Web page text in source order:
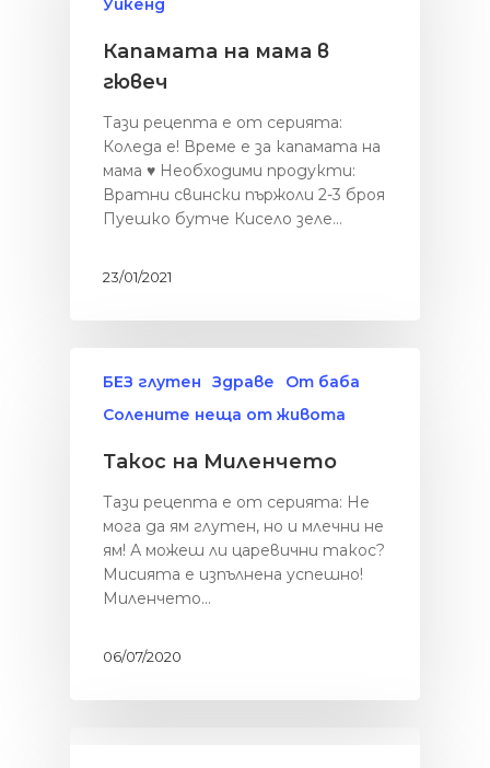
Уикенд
Капамата на мама в
гювеч
Тази рецепта е от серията:
Коледа е! Време е за капамата на
мама ♥ Необходими продукти:
Вратни свински пържоли 2-3 броя
Пуешко бутче Кисело зеле…
23/01/2021
БЕЗ глутен Здраве
От баба
Солените неща от живота
Такос на Миленчето
Тази рецепта е от серията: Не
мога да ям глутен, но и млечни не
ям! А можеш ли царевични такос?
Мисията е изпълнена успешно!
Миленчето…
06/07/2020